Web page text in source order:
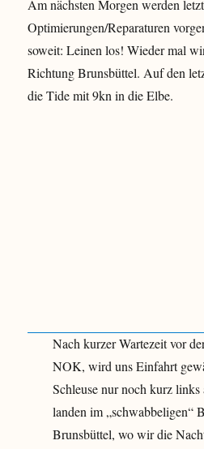
Am nächsten Morgen werden
Optimierungen/Reparaturen
soweit: Leinen los! Wieder mal
Richtung Brunsbüttel. Auf den
die Tide mit 9kn in die Elbe.
Nach kurzer Wartezeit vor
NOK, wird uns Einfahrt
Schleuse nur noch kurz
landen im „schwabbeligen“
Brunsbüttel, wo wir die